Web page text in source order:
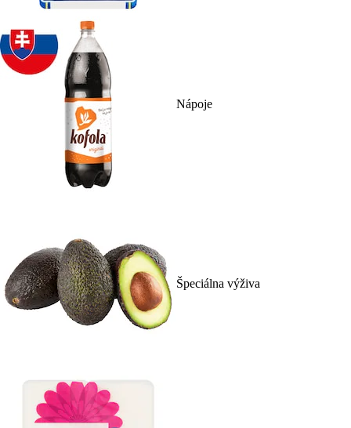
Nápoje
Špeciálna výživa